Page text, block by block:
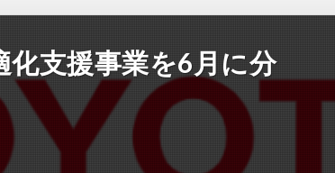
化支援事業を6月に分